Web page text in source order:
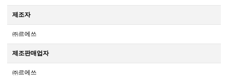
제조자
㈜르에쓰
제조판매업자
㈜르에쓰